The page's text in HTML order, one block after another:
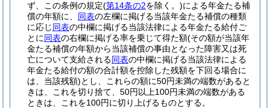
ず、この条例の規定(第14条の2を除く。)による年金たる補
償の年額に、 同表の左欄に掲げる当該年金たる補償の種類
に応じ同表の中欄に掲げる当該法律による年金たる給付ご
とに同表の右欄に掲げる率を乗じて得た額(その額が当該年
金たる補償の年額から当該補償の事由となった障害又は死
亡について支給される同表の中欄に掲げる当該法律による
年金たる給付の額の合計額を控除した残額を下回る場合に
は、当該残額)とし、これらの額に50円未満の端数があると
きは、これを切り捨て、50円以上100円未満の端数がある
ときは、これを100円に切り上げるものとする。